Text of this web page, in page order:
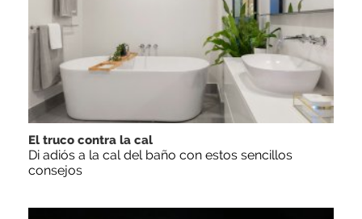
El truco contra la cal
Di adiós a la cal del baño con estos sencillos
consejos